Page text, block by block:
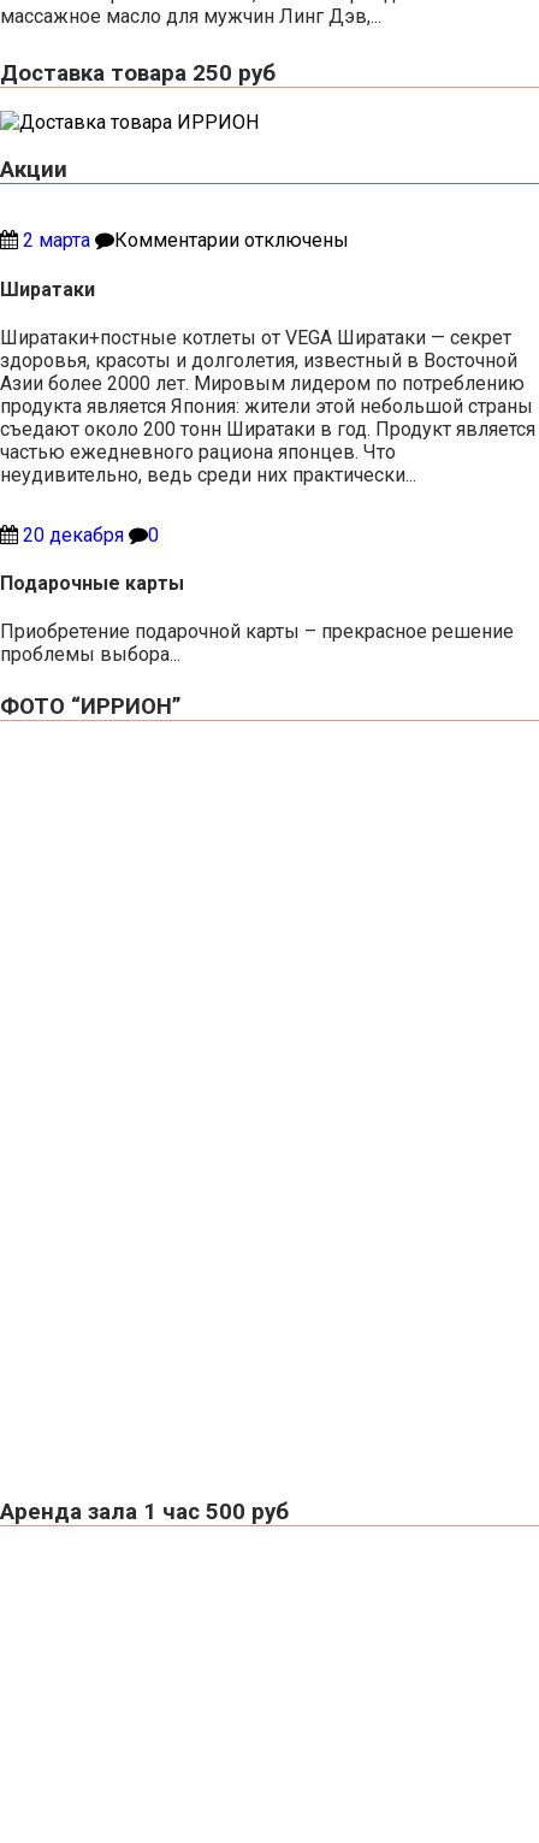
массажное масло для мужчин Линг Дэв,...
Доставка товара 250 руб
Акции
2 марта Комментариикотключены
Ширатаки
Ширатаки+постные котлеты от VEGA Ширатаки — секрет
здоровья, красоты и долголетия, известный в Восточной
Азии более 2000 лет. Мировым лидером по потреблению
продукта является Япония: жители этой небольшой страны
съедают около 200 тонн Ширатаки в год. Продукт является
частью ежедневного рациона японцев. Что
неудивительно, ведь среди них практически...
20 декабря 0
Подарочные карты
Приобретение подарочной карты – прекрасное решение
проблемы выбора...
ФОТО “ИРРИОН”
Аренда зала 1 час 500 руб